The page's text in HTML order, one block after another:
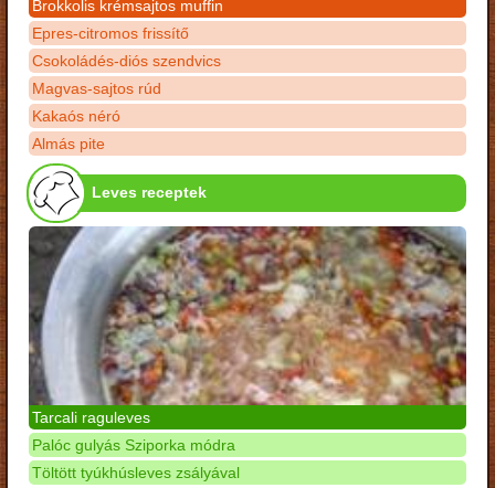
Brokkolis krémsajtos muffin
Epres-citromos frissítő
Csokoládés-diós szendvics
Magvas-sajtos rúd
Kakaós néró
Almás pite
Leves receptek
Tarcali raguleves
Palóc gulyás Sziporka módra
Töltött tyúkhúsleves zsályával